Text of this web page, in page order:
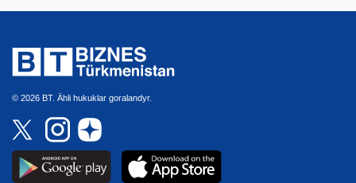
© 2026 BT. Ähli hukuklar goralandyr.